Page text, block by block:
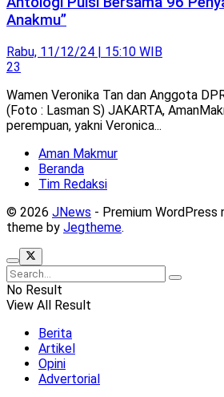
Anakmu”
Rabu, 11/12/24 | 15:10 WIB
23
Wamen Veronika Tan dan Anggota
(Foto : Lasman S) JAKARTA,
perempuan, yakni Veronica...
Aman Makmur
Beranda
Tim Redaksi
© 2026 JNews - Premium WordPress
theme by Jegtheme.
No Result
View All Result
Berita
Artikel
Opini
Advertorial